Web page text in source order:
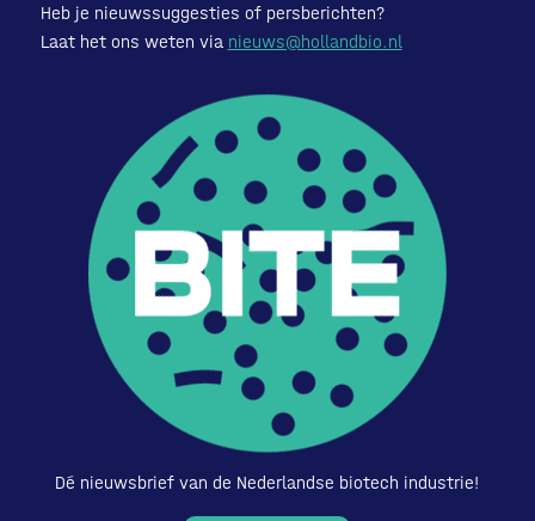
Heb je nieuwssuggesties of persberichten?
Laat het ons weten via nieuws@hollandbio.nl
Dé nieuwsbrief van de Nederlandse biotech industrie!